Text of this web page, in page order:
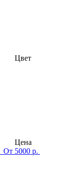
Цвет
Цена
От 5000 р.